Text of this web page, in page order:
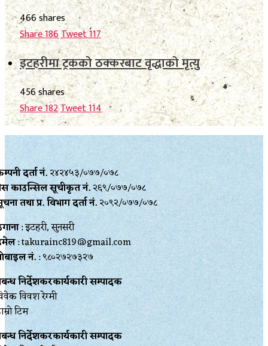
466 shares
Share186Tweet117
इटहरीमा ट्रकको ठक्करबाट वृद्धाको मृत्यु
456 shares
Share182Tweet114
दर्ता नं.२४२४५३/०७७/०७८
काउन्सिल सूचीकृत नं.२६९/०७७/०७८
तथा प्र‍. विभाग दर्ता नं.२०९२/०७७/०७८
: इटहरी, सुनसरी
: takurainc819@gmail.com
नं.: ९८०२७२७३२७
निर्देशकरकार्यकारी सम्पादक
विवश रेग्मी
टिम
निर्देशकरकार्यकारी सम्पादक